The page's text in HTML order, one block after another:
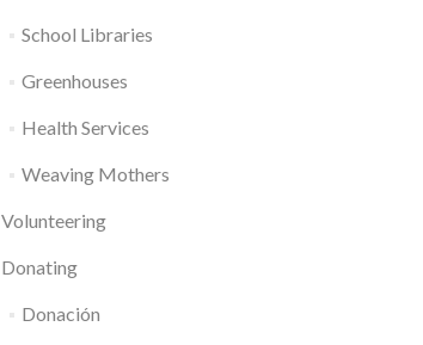
School Libraries
Greenhouses
Health Services
Weaving Mothers
Volunteering
Donating
Donación